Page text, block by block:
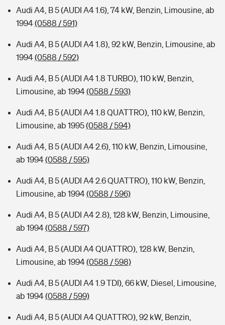
Wer versichert was: Jetzt Versicherer finden
Sie haben Fragen?
Musikinstrumentenversicherung
Zur Übersicht
Tools
Kinderunfall-Check: Mehr Sicherheit für deine Kids
Sie haben Fragen?
Audi A4, B 5 (AUDI A4 1.6), 74 kW, Benzin, Limousine, ab
1994(0588 / 591)
Audi A4, B 5 (AUDI A4 1.8), 92 kW, Benzin, Limousine, ab
1994(0588 / 592)
Audi A4, B 5 (AUDI A4 1.8 TURBO), 110 kW, Benzin,
Limousine, ab 1994(0588 / 593)
Audi A4, B 5 (AUDI A4 1.8 QUATTRO), 110 kW, Benzin,
Limousine, ab 1995(0588 / 594)
Audi A4, B 5 (AUDI A4 2.6), 110 kW, Benzin, Limousine,
ab 1994(0588 / 595)
Audi A4, B 5 (AUDI A4 2.6 QUATTRO), 110 kW, Benzin,
Limousine, ab 1994(0588 / 596)
Audi A4, B 5 (AUDI A4 2.8), 128 kW, Benzin, Limousine,
ab 1994(0588 / 597)
Audi A4, B 5 (AUDI A4 QUATTRO), 128 kW, Benzin,
Limousine, ab 1994(0588 / 598)
Audi A4, B 5 (AUDI A4 1.9 TDI), 66 kW, Diesel, Limousine,
ab 1994(0588 / 599)
Audi A4, B 5 (AUDI A4 QUATTRO), 92 kW, Benzin,